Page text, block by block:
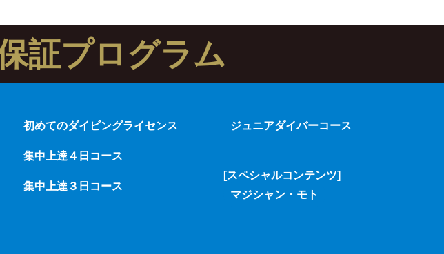
証プログラム
初めてのダイビングライセンス
集中上達４日コース
集中上達３日コース
ジュニアダイバーコース
[スペシャルコンテンツ]
マジシャン・モト